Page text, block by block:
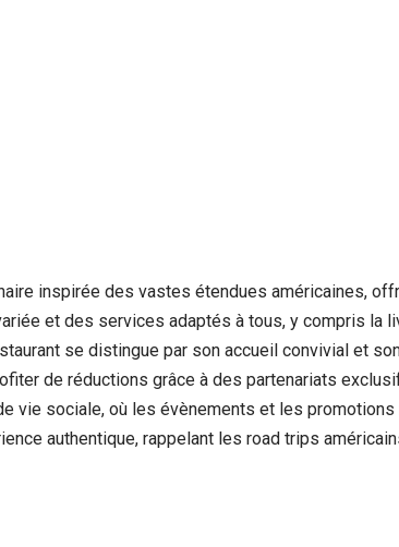
inspirée des vastes étendues américaines,
et des services adaptés à tous, y compris la
se distingue par son accueil convivial et
de réductions grâce à des partenariats
vie sociale, où les évènements et les
authentique, rappelant les road trips